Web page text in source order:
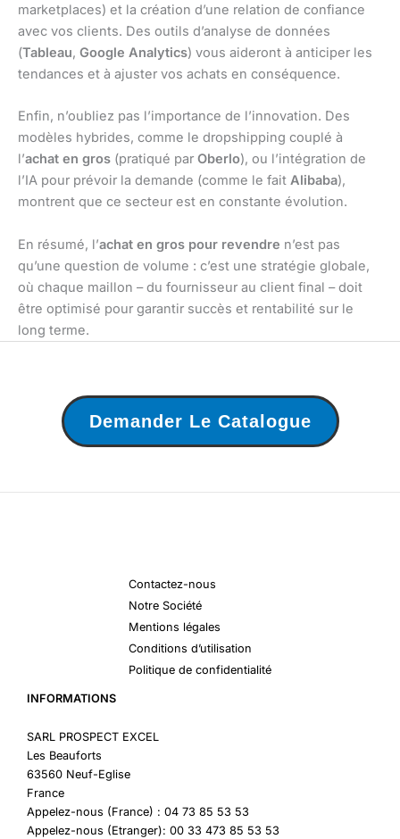
marketplaces) et la création d’une relation de confiance
avec vos clients. Des outils d’analyse de données
(Tableau, Google Analytics) vous aideront à anticiper les
tendances et à ajuster vos achats en conséquence.
Enfin, n’oubliez pas l’importance de l’innovation. Des
modèles hybrides, comme le dropshipping couplé à
l’achat en gros (pratiqué par Oberlo), ou l’intégration de
l’IA pour prévoir la demande (comme le fait Alibaba),
montrent que ce secteur est en constante évolution.
En résumé, l’achat en gros pour revendre n’est pas
qu’une question de volume : c’est une stratégie globale,
où chaque maillon – du fournisseur au client final – doit
être optimisé pour garantir succès et rentabilité sur le
long terme.
Demander Le Catalogue
Contactez-nous
Notre Société
Mentions légales
Conditions d’utilisation
Politique de confidentialité
INFORMATIONS
SARL PROSPECT EXCEL
Les Beauforts
63560 Neuf-Eglise
France
Appelez-nous (France) : 04 73 85 53 53
Appelez-nous (Etranger): 00 33 473 85 53 53